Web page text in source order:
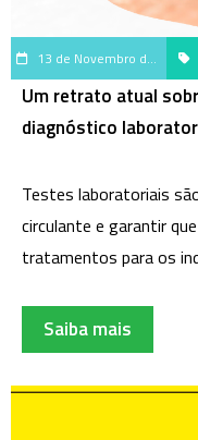
13 de Novembro de 2025
Um retrato atual
diagnóstico
Testes laboratoriais
circulante e garantir
tratamentos para os
Saiba mais